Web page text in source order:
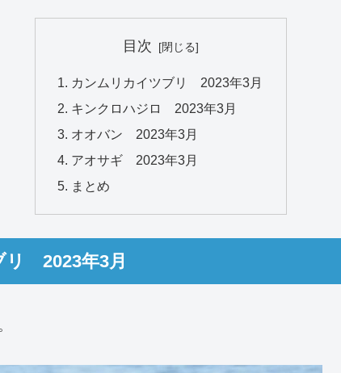
目次
カンムリカイツブリ 2023年3月
キンクロハジロ 2023年3月
オオバン 2023年3月
アオサギ 2023年3月
まとめ
リ 2023年3月